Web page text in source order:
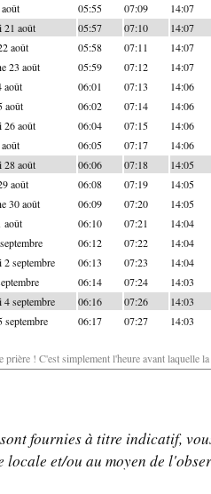
05:55 07:09 14:07
21 août 05:57 07:10 14:07
août 05:58 07:11 14:07
23 août 05:59 07:12 14:07
août 06:01 07:13 14:06
août 06:02 07:14 14:06
26 août 06:04 07:15 14:06
06:05 07:17 14:06
28 août 06:06 07:18 14:05
août 06:08 07:19 14:05
30 août 06:09 07:20 14:05
août 06:10 07:21 14:04
06:12 07:22 14:04
septembre 06:13 07:23 14:04
06:14 07:24 14:03
4 septembre 06:16 07:26 14:03
septembre 06:17 07:27 14:03
! C'est simplement l'heure avant laquelle
fournies à titre indicatif,
locale et/ou au moyen de